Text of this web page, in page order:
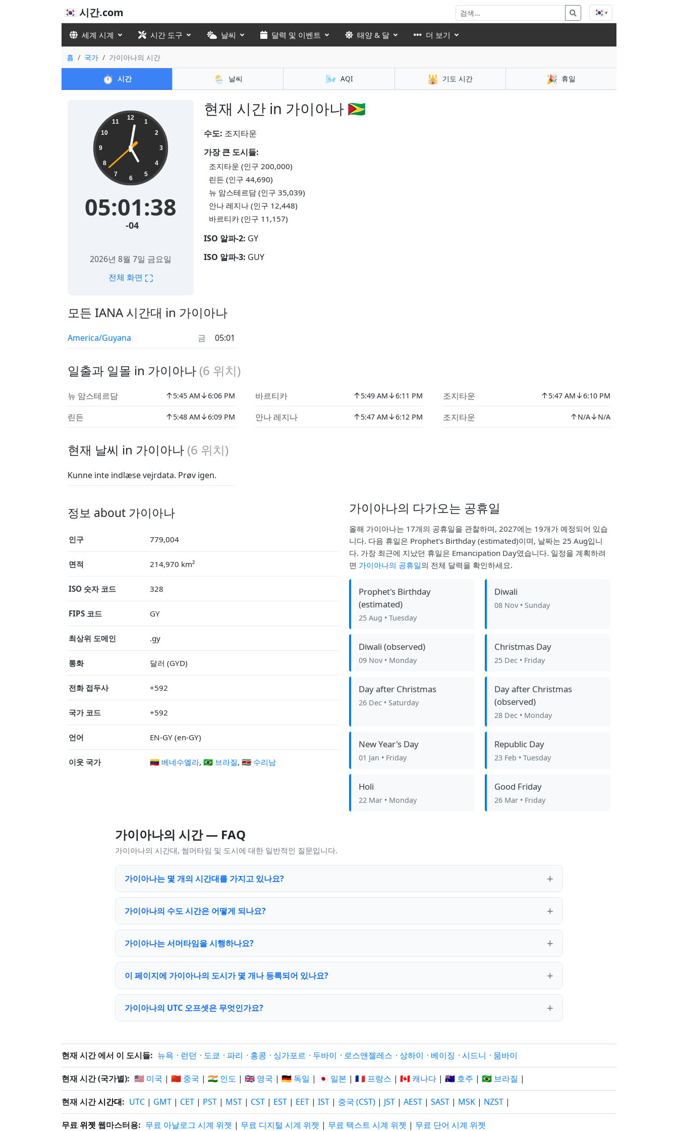
🇰🇷 시간.com 🇰🇷▾
세계 시계 시간 도구 날씨 달력 및 이벤트 태양 & 달 더 보기
홈 국가 가이아나의 시간
⏱️ 시간 🌦️ 날씨 🌬️ AQI 🕌 기도 시간 🎉 휴일
현재 시간 in 가이아나 🇬🇾
12
1
2
3
4
5
6
7
8
9
10
11
05:01:39
-04
2026년 8월 7일 금요일
전체 화면 ⛶
수도: 조지타운
가장 큰 도시들:
조지타운 (인구 200,000)
린든 (인구 44,690)
뉴 암스테르담 (인구 35,039)
안나 레지나 (인구 12,448)
바르티카 (인구 11,157)
ISO 알파-2: GY
ISO 알파-3: GUY
모든 IANA 시간대 in 가이아나
America/Guyana 금 05:01
일출과 일몰 in 가이아나 (6 위치)
뉴 암스테르담 ↑5:45 AM↓6:06 PM
린든 ↑5:48 AM↓6:09 PM
바르티카 ↑5:49 AM↓6:11 PM
안나 레지나 ↑5:47 AM↓6:12 PM
조지타운 ↑5:47 AM↓6:10 PM
조지타운 ↑N/A↓N/A
현재 날씨 in 가이아나 (6 위치)
Kunne inte indlæse vejrdata. Prøv igen.
정보 about 가이아나
인구 779,004
면적 214,970 km²
ISO 숫자 코드 328
FIPS 코드 GY
최상위 도메인 .gy
통화 달러 (GYD)
전화 접두사 +592
국가 코드 +592
언어 EN-GY (en-GY)
이웃 국가 🇻🇪 베네수엘라, 🇧🇷 브라질, 🇸🇷 수리남
가이아나의 다가오는 공휴일
올해 가이아나는 17개의 공휴일을 관찰하며, 2027에는 19개가 예정되어 있습
니다. 다음 휴일은 Prophet's Birthday (estimated)이며, 날짜는 25 Aug입니
다. 가장 최근에 지났던 휴일은 Emancipation Day였습니다. 일정을 계획하려
면 가이아나의 공휴일의 전체 달력을 확인하세요.
Prophet's Birthday
(estimated)
25 Aug • Tuesday
Diwali
08 Nov • Sunday
Diwali (observed)
09 Nov • Monday
Christmas Day
25 Dec • Friday
Day after Christmas
26 Dec • Saturday
Day after Christmas
(observed)
28 Dec • Monday
New Year's Day
01 Jan • Friday
Republic Day
23 Feb • Tuesday
Holi
22 Mar • Monday
Good Friday
26 Mar • Friday
가이아나의 시간 — FAQ
가이아나의 시간대, 썸머타임 및 도시에 대한 일반적인 질문입니다.
가이아나는 몇 개의 시간대를 가지고 있나요?
가이아나의 수도 시간은 어떻게 되나요?
가이아나는 서머타임을 시행하나요?
이 페이지에 가이아나의 도시가 몇 개나 등록되어 있나요?
가이아나의 UTC 오프셋은 무엇인가요?
현재 시간 에서 이 도시들: 뉴욕 · 런던 · 도쿄 · 파리 · 홍콩 · 싱가포르 · 두바이 · 로스앤젤레스 · 상하이 · 베이징 · 시드니 · 뭄바이
현재 시간 (국가별): 🇺🇸 미국 | 🇨🇳 중국 | 🇮🇳 인도 | 🇬🇧 영국 | 🇩🇪 독일 | 🇯🇵 일본 | 🇫🇷 프랑스 | 🇨🇦 캐나다 | 🇦🇺 호주 | 🇧🇷 브라질 |
현재 시간시간대: UTC | GMT | CET | PST | MST | CST | EST | EET | IST | 중국 (CST) | JST | AEST | SAST | MSK | NZST |
무료 위젯 웹마스터용: 무료 아날로그 시계 위젯 | 무료 디지털 시계 위젯 | 무료 텍스트 시계 위젯 | 무료 단어 시계 위젯